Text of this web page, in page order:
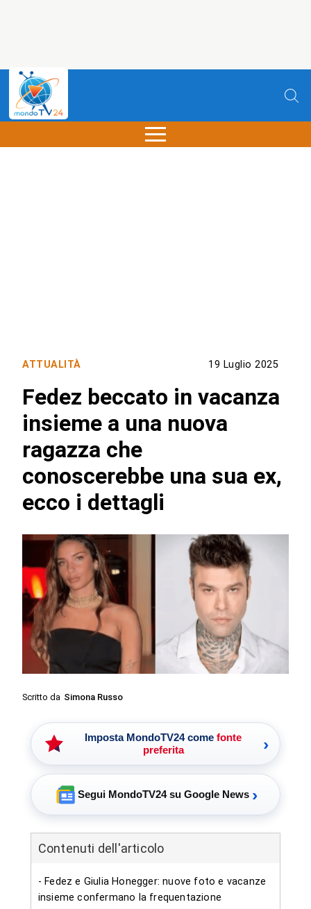
ATTUALITÀ 19 Luglio 2025
Fedez beccato in vacanza
insieme a una nuova
ragazza che
conoscerebbe una sua ex,
ecco i dettagli
Scritto da Simona Russo
Imposta MondoTV24 come fonte
preferita
›
Segui MondoTV24 su Google News ›
Contenuti dell'articolo
- Fedez e Giulia Honegger: nuove foto e vacanze
insieme confermano la frequentazione